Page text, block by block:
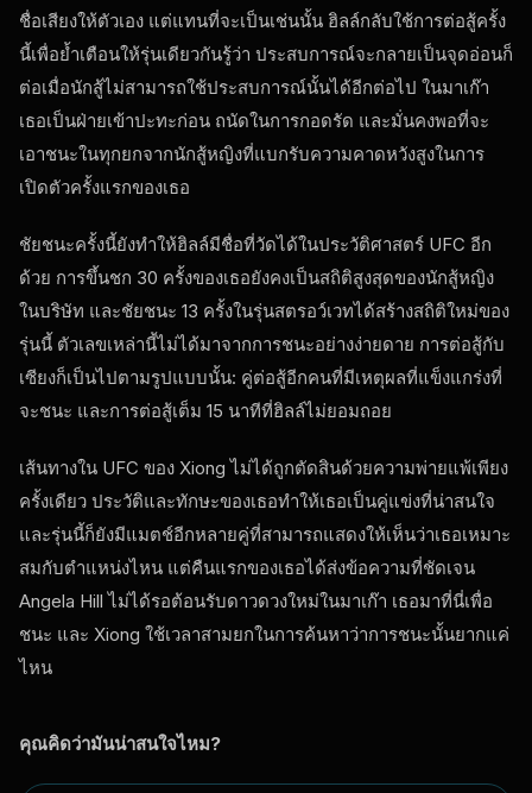
ชื่อเสียงให้ตัวเอง แต่แทนที่จะเป็นเช่นนั้น ฮิลล์กลับใช้การต่อสู้ครั้ง
นี้เพื่อย้ำเตือนให้รุ่นเดียวกันรู้ว่า ประสบการณ์จะกลายเป็นจุดอ่อนก็
ต่อเมื่อนักสู้ไม่สามารถใช้ประสบการณ์นั้นได้อีกต่อไป ในมาเก๊า
เธอเป็นฝ่ายเข้าปะทะก่อน ถนัดในการกอดรัด และมั่นคงพอที่จะ
เอาชนะในทุกยกจากนักสู้หญิงที่แบกรับความคาดหวังสูงในการ
เปิดตัวครั้งแรกของเธอ
ชัยชนะครั้งนี้ยังทำให้ฮิลล์มีชื่อที่วัดได้ในประวัติศาสตร์ UFC อีก
ด้วย การขึ้นชก 30 ครั้งของเธอยังคงเป็นสถิติสูงสุดของนักสู้หญิง
ในบริษัท และชัยชนะ 13 ครั้งในรุ่นสตรอว์เวทได้สร้างสถิติใหม่ของ
รุ่นนี้ ตัวเลขเหล่านี้ไม่ได้มาจากการชนะอย่างง่ายดาย การต่อสู้กับ
เซียงก็เป็นไปตามรูปแบบนั้น: คู่ต่อสู้อีกคนที่มีเหตุผลที่แข็งแกร่งที่
จะชนะ และการต่อสู้เต็ม 15 นาทีที่ฮิลล์ไม่ยอมถอย
เส้นทางใน UFC ของ Xiong ไม่ได้ถูกตัดสินด้วยความพ่ายแพ้เพียง
ครั้งเดียว ประวัติและทักษะของเธอทำให้เธอเป็นคู่แข่งที่น่าสนใจ
และรุ่นนี้ก็ยังมีแมตช์อีกหลายคู่ที่สามารถแสดงให้เห็นว่าเธอเหมาะ
สมกับตำแหน่งไหน แต่คืนแรกของเธอได้ส่งข้อความที่ชัดเจน
Angela Hill ไม่ได้รอต้อนรับดาวดวงใหม่ในมาเก๊า เธอมาที่นี่เพื่อ
ชนะ และ Xiong ใช้เวลาสามยกในการค้นหาว่าการชนะนั้นยากแค่
ไหน
คุณคิดว่ามันน่าสนใจไหม?